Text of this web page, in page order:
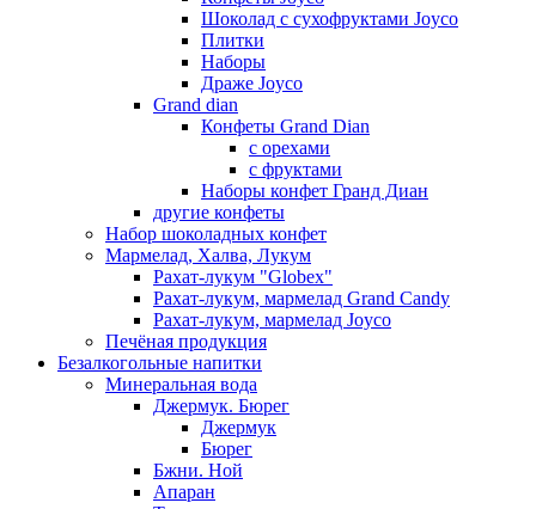
Шоколад с сухофруктами Joyco
Плитки
Наборы
Драже Joyco
Grand dian
Конфеты Grand Dian
с орехами
с фруктами
Наборы конфет Гранд Диан
другие конфеты
Набор шоколадных конфет
Мармелад, Халва, Лукум
Рахат-лукум "Globex"
Рахат-лукум, мармелад Grand Candy
Рахат-лукум, мармелад Joyco
Печёная продукция
Безалкогольные напитки
Минеральная вода
Джермук. Бюрег
Джермук
Бюрег
Бжни. Ной
Апаран